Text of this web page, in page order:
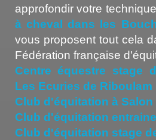
approfondir votre
à cheval dans les
vous proposent tout cela
Fédération française
Centre équestre stage
Les Ecuries de Riboulam
Club d'équitation à Salon
Club d'équitation
Club d'équitation stage